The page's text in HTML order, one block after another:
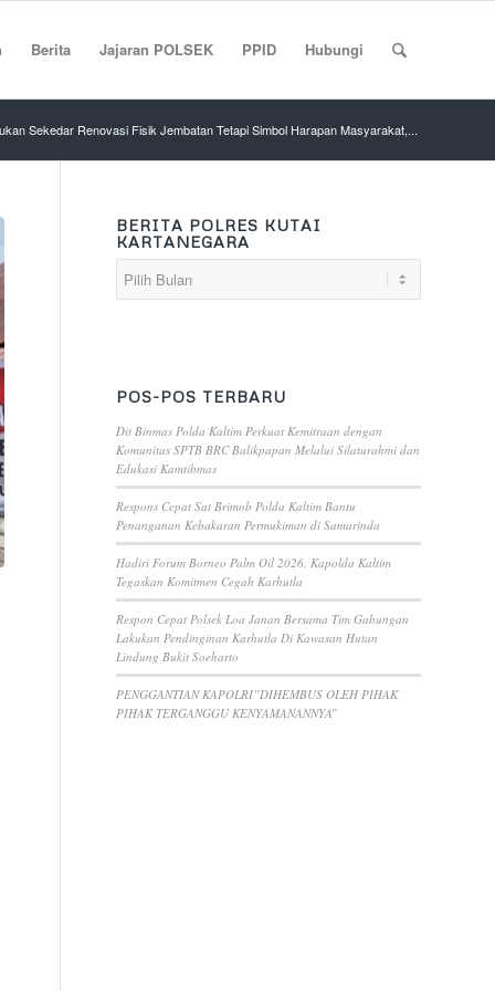
Berita Jajaran POLSEK PPID Hubungi
Sekedar Renovasi Fisik Jembatan Tetapi Simbol Harapan Masyarakat,...
BERITA POLRES KUTAI
KARTANEGARA
POS-POS TERBARU
Dit Binmas Polda Kaltim Perkuat Kemitraan dengan
Komunitas SPTB BRC Balikpapan Melalui Silaturahmi dan
Edukasi Kamtibmas
Respons Cepat Sat Brimob Polda Kaltim Bantu
Penanganan Kebakaran Permukiman di Samarinda
Hadiri Forum Borneo Palm Oil 2026, Kapolda Kaltim
Tegaskan Komitmen Cegah Karhutla
Respon Cepat Polsek Loa Janan Bersama Tim Gabungan
Lakukan Pendinginan Karhutla Di Kawasan Hutan
Lindung Bukit Soeharto
PENGGANTIAN KAPOLRI”DIHEMBUS OLEH PIHAK
PIHAK TERGANGGU KENYAMANANNYA”